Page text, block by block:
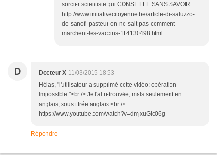
sorcier scientiste qui CONSEILLE SANS SAVOIR...
http://www.initiativecitoyenne.be/article-dr-saluzzo-
de-sanofi-pasteur-on-ne-sait-pas-comment-
marchent-les-vaccins-114130498.html
D Docteur X 11/03/2015 18:53
Hélas, "l'utilisateur a supprimé cette vidéo: opération
impossible."<br /> Je l'ai retrouvée, mais seulement en
anglais, sous titrée anglais.<br />
https://www.youtube.com/watch?v=dmjxuGIc06g
Répondre